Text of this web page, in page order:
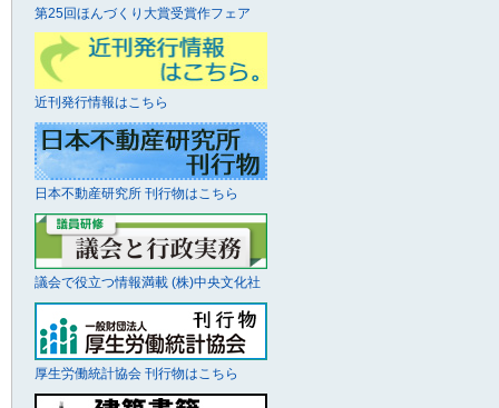
第25回ほんづくり大賞受賞作フェア
近刊発行情報はこちら
日本不動産研究所 刊行物はこちら
議会で役立つ情報満載 (株)中央文化社
厚生労働統計協会 刊行物はこちら